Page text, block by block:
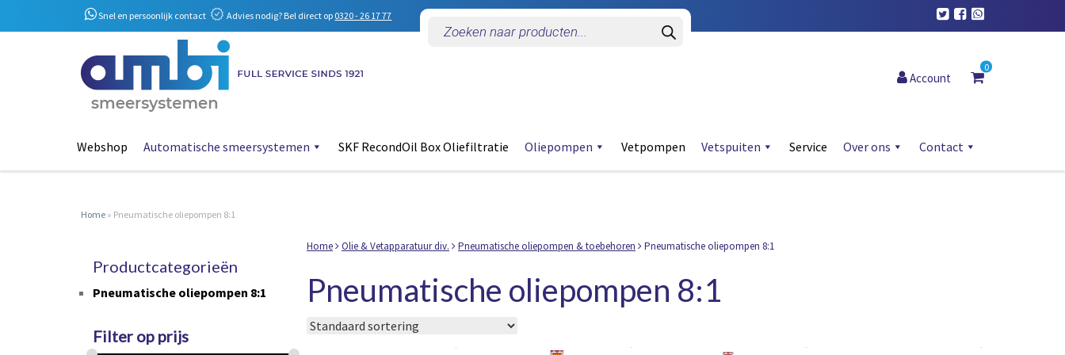
Snel en persoonlijk contact Advies nodig? Bel direct op 0320 - 26 17 77
zoeken
Account
0
Webshop Automatische smeersystemen SKF RecondOil Box Oliefiltratie Oliepompen Vetpompen Vetspuiten Service Over ons Contact
Home » Pneumatische oliepompen 8:1
Home Olie & Vetapparatuur div. Pneumatische oliepompen & toebehoren Pneumatische oliepompen 8:1
Pneumatische oliepompen 8:1
Productcategorieën
Pneumatische oliepompen 8:1
Filter op prijs